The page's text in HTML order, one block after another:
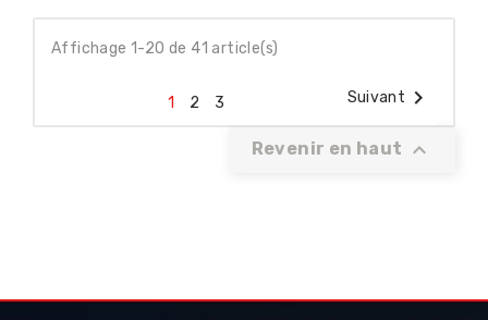
Affichage 1-20 de 41 article(s)
1 2 3 Suivant 
Revenir en haut 